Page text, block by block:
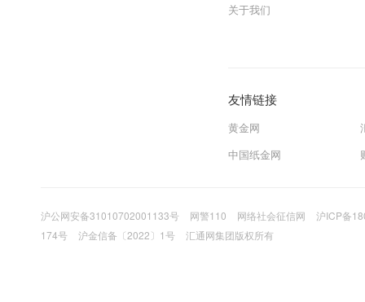
关于我们
友情链接
黄金网
中国纸金网
沪公网安备31010702001133号 网警110 网络社会征信网
沪ICP备
174号
沪金信备〔2022〕1号 汇通网集团版权所有